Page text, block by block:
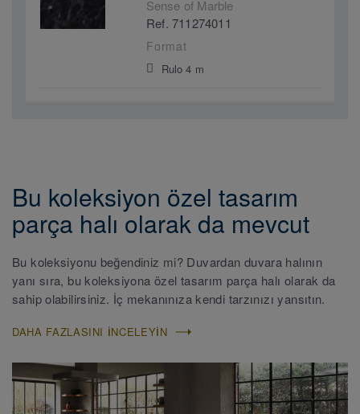
Sense of Marble
Ref. 711274011
Format
Rulo 4 m
Bu koleksiyon özel tasarım
parça halı olarak da mevcut
Bu koleksiyonu beğendiniz mi? Duvardan duvara halının
yanı sıra, bu koleksiyona özel tasarım parça halı olarak da
sahip olabilirsiniz. İç mekanınıza kendi tarzınızı yansıtın.
DAHA FAZLASINI INCELEYIN